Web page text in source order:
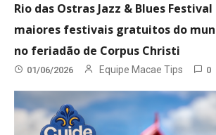
Rio das Ostras Jazz & Blues Festival
maiores festivais gratuitos do
no feriadão de Corpus Christi
01/06/2026 Equipe Macae Tips 0